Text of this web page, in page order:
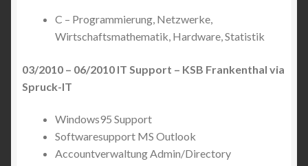
C – Programmierung, Netzwerke,
Wirtschaftsmathematik, Hardware, Statistik
03/2010 – 06/2010 IT Support – KSB Frankenthal via
Spruck-IT
Windows95 Support
Softwaresupport MS Outlook
Accountverwaltung Admin/Directory